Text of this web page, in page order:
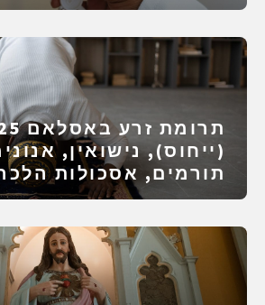
(ייחוס), נישואין,
תורמים, אסכולות
במדינות